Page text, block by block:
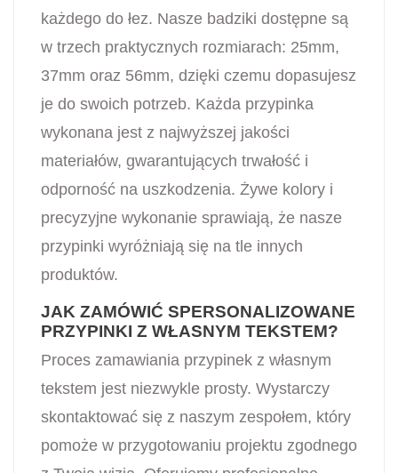
każdego do łez. Nasze badziki dostępne są
w trzech praktycznych rozmiarach: 25mm,
37mm oraz 56mm, dzięki czemu dopasujesz
je do swoich potrzeb. Każda przypinka
wykonana jest z najwyższej jakości
materiałów, gwarantujących trwałość i
odporność na uszkodzenia. Żywe kolory i
precyzyjne wykonanie sprawiają, że nasze
przypinki wyróżniają się na tle innych
produktów.
JAK ZAMÓWIĆ SPERSONALIZOWANE
PRZYPINKI Z WŁASNYM TEKSTEM?
Proces zamawiania przypinek z własnym
tekstem jest niezwykle prosty. Wystarczy
skontaktować się z naszym zespołem, który
pomoże w przygotowaniu projektu zgodnego